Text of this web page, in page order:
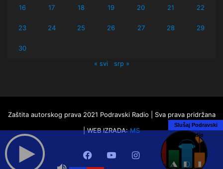
16 17 18 19 20 21 22
23 24 25 26 27 28 29
30
« svi
srp »
Zaštita autorskog prava 2021 Podravski Radio | Sva prava pridržana
| WEB IZRADA:MS
FacebookYouTubeInstagram
Slušaj Podravski
Radio